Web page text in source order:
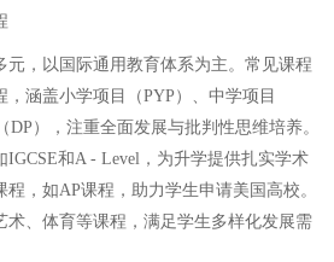
元，以国际通用教育体系为主。常见课程
涵盖小学项目（PYP）、中学项目
DP），注重全面发展与批判性思维培养。
和A - Level，为升学提供扎实学术
，如AP课程，助力学生申请美国高校。
术、体育等课程，满足学生多样化发展需